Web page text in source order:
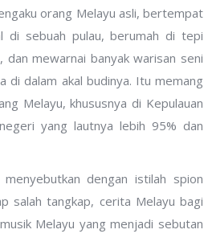
orang Melayu asli, bertempat
di sebuah pulau, berumah di tepi
dan mewarnai banyak warisan seni
di dalam akal budinya. Itu memang
Melayu, khususnya di Kepulauan
yang lautnya lebih 95% dan
dengan istilah spion
salah tangkap, cerita Melayu bagi
Melayu yang menjadi sebutan